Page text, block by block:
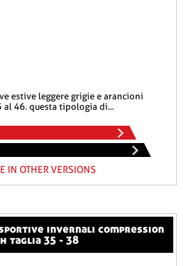
46. questa tipologia di...
IN OTHER VERSIONS
taglia 35 - 38